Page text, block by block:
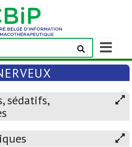
Afficher/
la
barre
navigation
sédatifs,